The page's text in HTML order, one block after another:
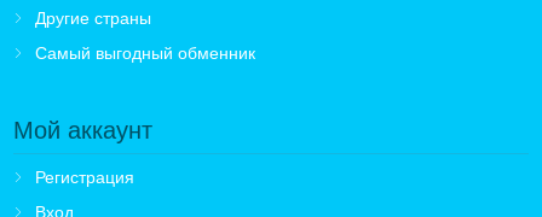
Другие страны
Самый выгодный обменник
Мой аккаунт
Регистрация
Вход